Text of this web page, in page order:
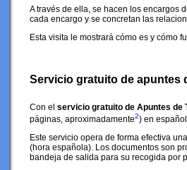
A través de ella, se hacen los encargos
cada encargo y se concretan las
Esta visita le mostrará cómo es y cómo
Servicio gratuito de apuntes
Con el servicio gratuito de Apuntes de
páginas, aproximadamente2) en
Este servicio opera de forma efectiva
(hora española). Los documentos son
bandeja de salida para su recogida por